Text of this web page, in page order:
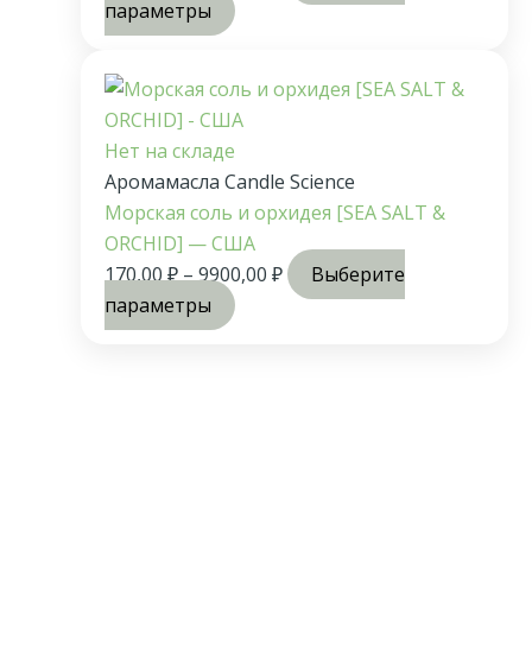
параметры
Нет на складе
Аромамасла Candle Science
Морская соль и орхидея [SEA SALT &
ORCHID] — США
170,00₽–9900,00 ₽
Выберите
параметры